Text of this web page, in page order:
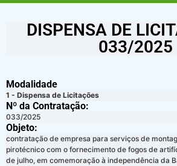
DISPENSA DE
033/2025
Modalidade
1 - Dispensa de Licitações
Nº da Contratação:
033/2025
Objeto:
contratação de empresa para serviços de
pirotécnico com o fornecimento de fogos de
de julho, em comemoração à independência da